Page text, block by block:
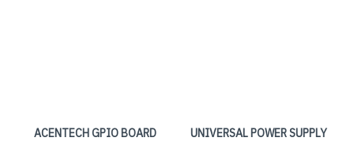
ACENTECH GPIO BOARD
UNIVERSAL POWER SUPPLY